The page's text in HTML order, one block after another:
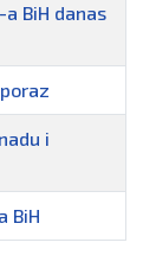
BiH danas
i
BiH